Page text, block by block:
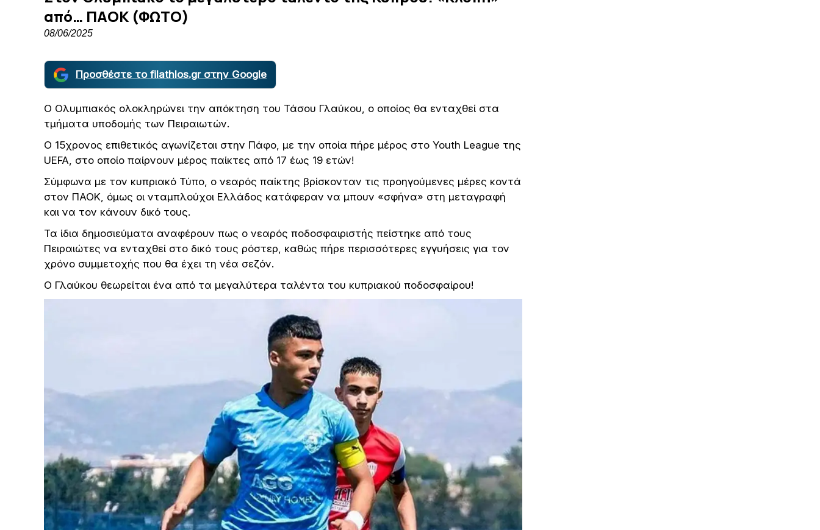
από… ΠΑΟΚ (ΦΩΤΟ)
08/06/2025
Προσθέστε το filathlos.gr στην Google
Ο Ολυμπιακός ολοκληρώνει την απόκτηση του Τάσου Γλαύκου, ο οποίος θα ενταχθεί στα
τμήματα υποδομής των Πειραιωτών.
Ο 15χρονος επιθετικός αγωνίζεται στην Πάφο, με την οποία πήρε μέρος στο Youth League της
UEFA, στο οποίο παίρνουν μέρος παίκτες από 17 έως 19 ετών!
Σύμφωνα με τον κυπριακό Τύπο, ο νεαρός παίκτης βρίσκονταν τις προηγούμενες μέρες κοντά
στον ΠΑΟΚ, όμως οι νταμπλούχοι Ελλάδος κατάφεραν να μπουν «σφήνα» στη μεταγραφή
και να τον κάνουν δικό τους.
Τα ίδια δημοσιεύματα αναφέρουν πως ο νεαρός ποδοσφαιριστής πείστηκε από τους
Πειραιώτες να ενταχθεί στο δικό τους ρόστερ, καθώς πήρε περισσότερες εγγυήσεις για τον
χρόνο συμμετοχής που θα έχει τη νέα σεζόν.
Ο Γλαύκου θεωρείται ένα από τα μεγαλύτερα ταλέντα του κυπριακού ποδοσφαίρου!